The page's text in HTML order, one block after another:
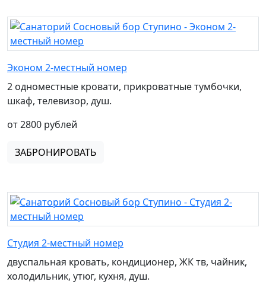
Эконом 2-местный номер
2 одноместные кровати, прикроватные тумбочки,
шкаф, телевизор, душ.
от 2800 рублей
ЗАБРОНИРОВАТЬ
Студия 2-местный номер
двуспальная кровать, кондиционер, ЖК тв, чайник,
холодильник, утюг, кухня, душ.